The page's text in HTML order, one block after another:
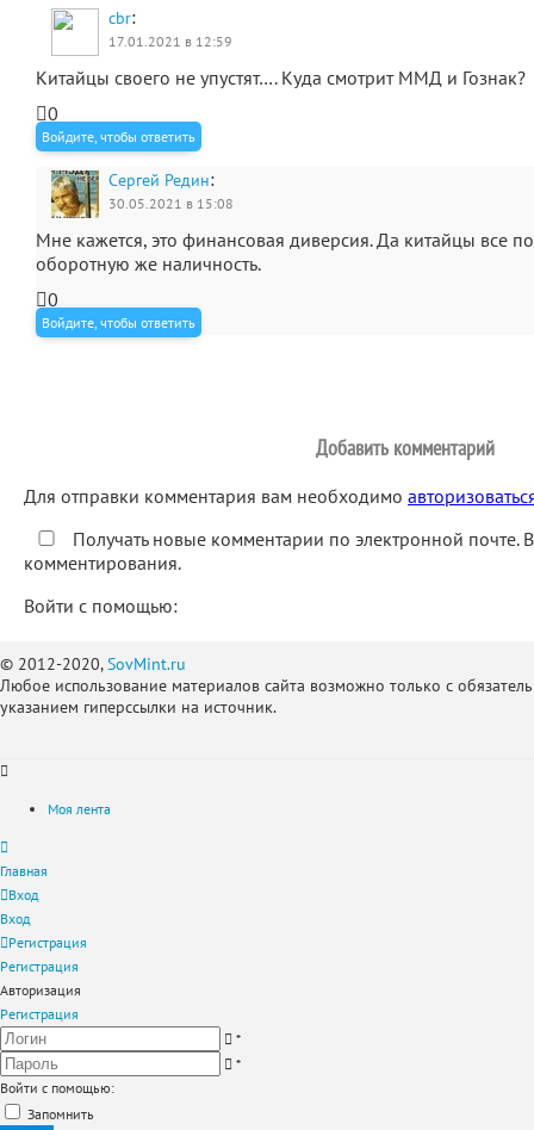
cbr:
17.01.2021 в 12:59
Китайцы своего не упустят…. Куда смотрит ММД и Гознак?
0
Войдите, чтобы ответить
Сергей Редин:
30.05.2021 в 15:08
Мне кажется, это финансовая диверсия. Да китайцы все
оборотную же наличность.
0
Войдите, чтобы ответить
Добавить комментарий
Для отправки комментария вам необходимо
Получать новые комментарии по электронной почте.
комментирования.
Войти с помощью:
© 2012-2020,SovMint.ru
Любое использование материалов сайта возможно только с
указанием гиперссылки на источник.
Моя лента
Главная
Вход
Вход
Регистрация
Регистрация
Авторизация
Регистрация
*
*
Войти с помощью:
Запомнить